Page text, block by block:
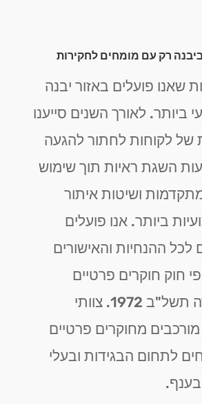
רק עם מומחים לחקירות
שאנו פועלים באזור יבנה
ביותר. לאורך השנים סייענו
של לקוחות לחתור להגעה
השגת ראיות תוך שימוש
מתקדמות ושיטות איתור
ביותר. אנו פועלים
ההנחיות והאישורים
חוק חוקרים פרטיים
ושירותי שמירה תשל"ב 1972. צוותי
מחוקרים פרטיים
לתחום הבגידות ובעלי
בענף.